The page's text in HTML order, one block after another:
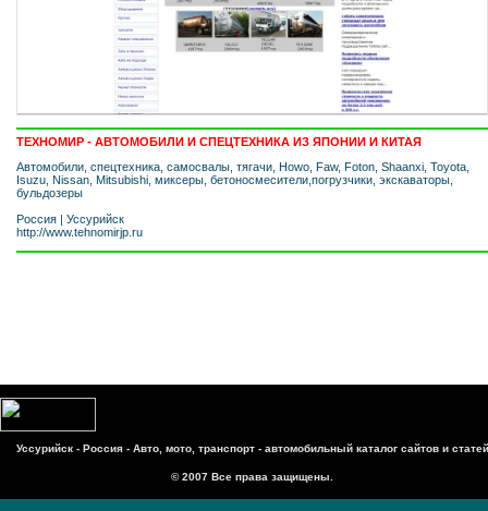
ТЕХНОМИР - АВТОМОБИЛИ И СПЕЦТЕХНИКА ИЗ ЯПОНИИ И КИТАЯ
Автомобили, спецтехника, самосвалы, тягачи, Howo, Faw, Foton, Shaanxi, Toyota,
Isuzu, Nissan, Mitsubishi, миксеры, бетоносмесители,погрузчики, экскаваторы,
бульдозеры
Россия | Уссурийск
http://www.tehnomirjp.ru
Уссурийск - Россия - Авто, мото, транспорт - автомобильный каталог сайтов и статей
© 2007 Все права защищены.